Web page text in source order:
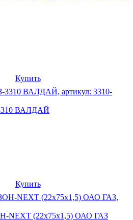
Купить
3310 ВАЛДАЙ
Купить
NEXT (22х75х1,5) ОАО ГАЗ